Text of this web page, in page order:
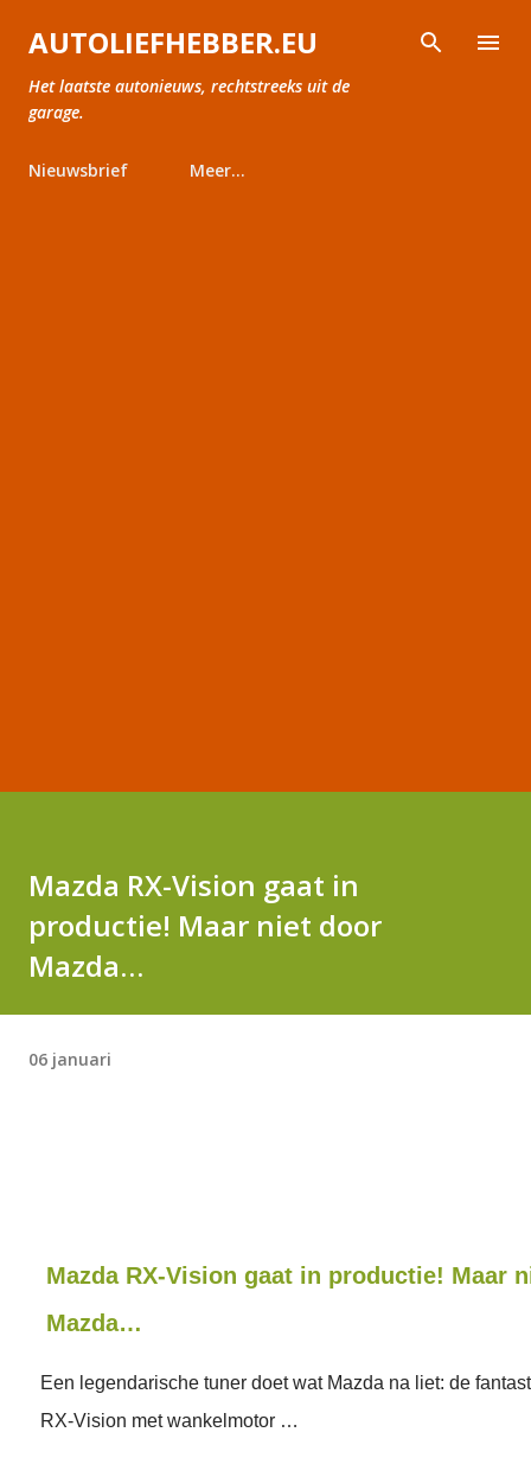
Doorgaan naar hoofdcontent
AUTOLIEFHEBBER.EU
Het laatste autonieuws, rechtstreeks uit de
garage.
Nieuwsbrief Meer…
Mazda RX-Vision gaat in
productie! Maar niet door
Mazda…
06 januari
Mazda RX-Vision gaat in productie! Maar
Mazda…
Een legendarische tuner doet wat Mazda na liet: de
RX-Vision met wankelmotor …